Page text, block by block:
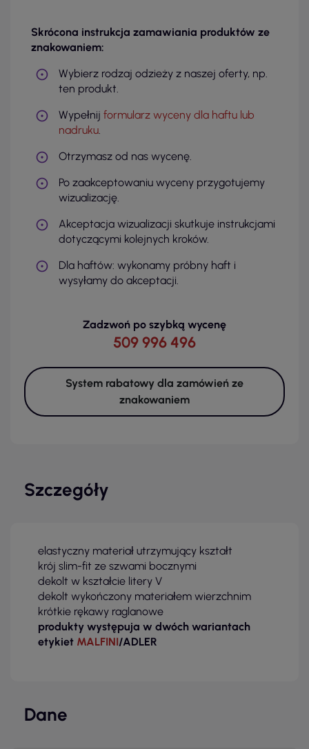
Skrócona instrukcja zamawiania produktów ze
znakowaniem:
Wybierz rodzaj odzieży z naszej oferty, np.
ten produkt.
Wypełnij formularz wyceny dla haftu lub
nadruku.
Otrzymasz od nas wycenę.
Po zaakceptowaniu wyceny przygotujemy
wizualizację.
Akceptacja wizualizacji skutkuje instrukcjami
dotyczącymi kolejnych kroków.
Dla haftów: wykonamy próbny haft i
wysyłamy do akceptacji.
Zadzwoń po szybką wycenę
509 996 496
System rabatowy dla zamówień ze
znakowaniem
Szczegóły
elastyczny materiał utrzymujący kształt
krój slim-fit ze szwami bocznymi
dekolt w kształcie litery V
dekolt wykończony materiałem wierzchnim
krótkie rękawy raglanowe
produkty występuja w dwóch wariantach
etykiet MALFINI/ADLER
Dane